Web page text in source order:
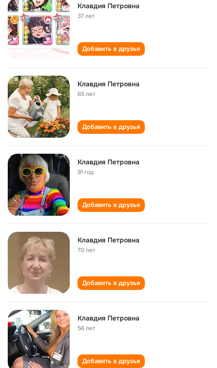
Клавдия Петровна
37 лет
Добавить в друзья
Клавдия Петровна
65 лет
Добавить в друзья
Клавдия Петровна
91 год
Добавить в друзья
Клавдия Петровна
70 лет
Добавить в друзья
Клавдия Петровна
56 лет
Добавить в друзья